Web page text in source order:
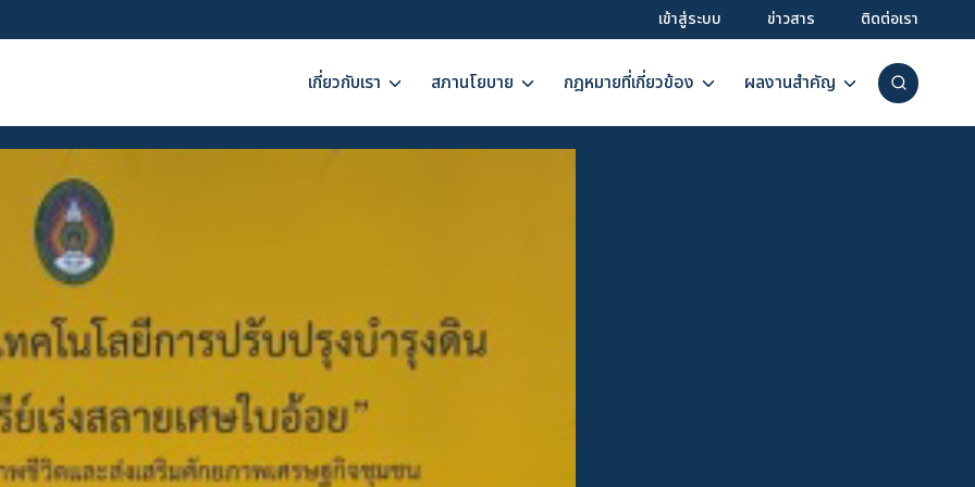
เข้าสู่ระบบ ข่าวสาร ติดต่อเรา
เกี่ยวกับเรา สภานโยบาย กฎหมายที่เกี่ยวข้อง ผลงานสำคัญ